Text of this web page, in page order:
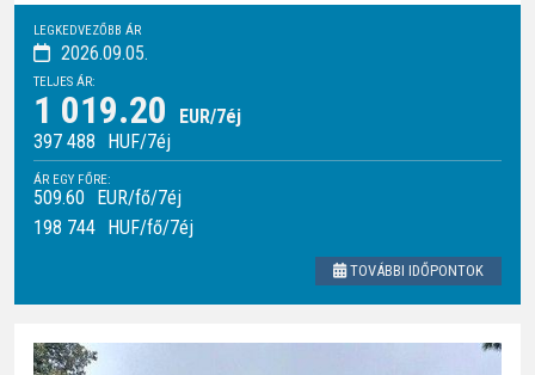
LEGKEDVEZŐBB ÁR
2026.09.05.
TELJES ÁR:
1 019.20
EUR/7éj
397 488
HUF/7éj
ÁR EGY FŐRE:
509.60
EUR/fő/7éj
198 744 HUF/fő/7éj
TOVÁBBI IDŐPONTOK